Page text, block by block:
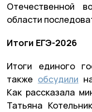
Отечественной
области
Итоги ЕГЭ-2026
Итоги единого
также обсудили
Как рассказала
Татьяна